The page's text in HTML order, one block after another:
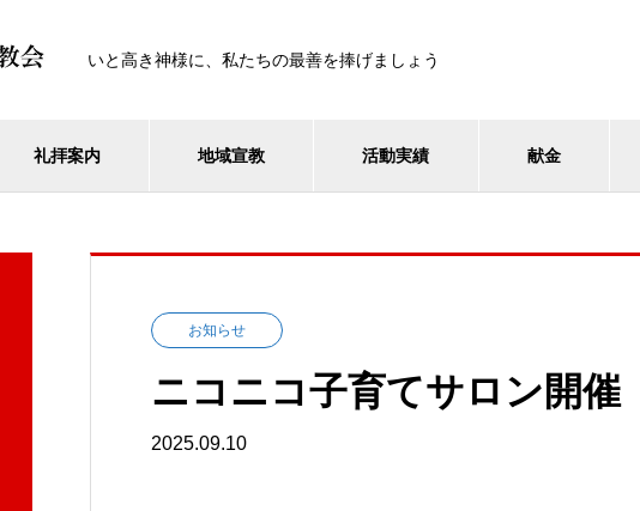
いと高き神様に、私たちの最善を捧げましょう
礼拝案内 地域宣教 活動実績 献金
お知らせ
ニコニコ子育てサロン開催
2025.09.10